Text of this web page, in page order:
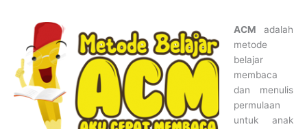
ACM adalah
metode
belajar
membaca
dan menulis
permulaan
untuk anak